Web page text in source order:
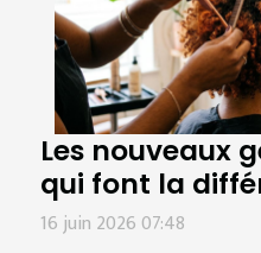
Les nouveaux
qui font la
16 juin 2026 07:48